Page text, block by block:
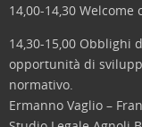
14,00-14,30 Welcome
14,30-15,00 Obblighi
opportunità di
normativo.
Ermanno Vaglio –